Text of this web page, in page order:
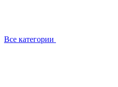
Все категории